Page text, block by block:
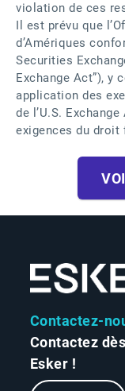
violation de ces
Il est prévu que
d’Amériques
Securities
Exchange Act”), y
application des
de l’U.S.
exigences du droit
Contactez-
Contactez
Esker !